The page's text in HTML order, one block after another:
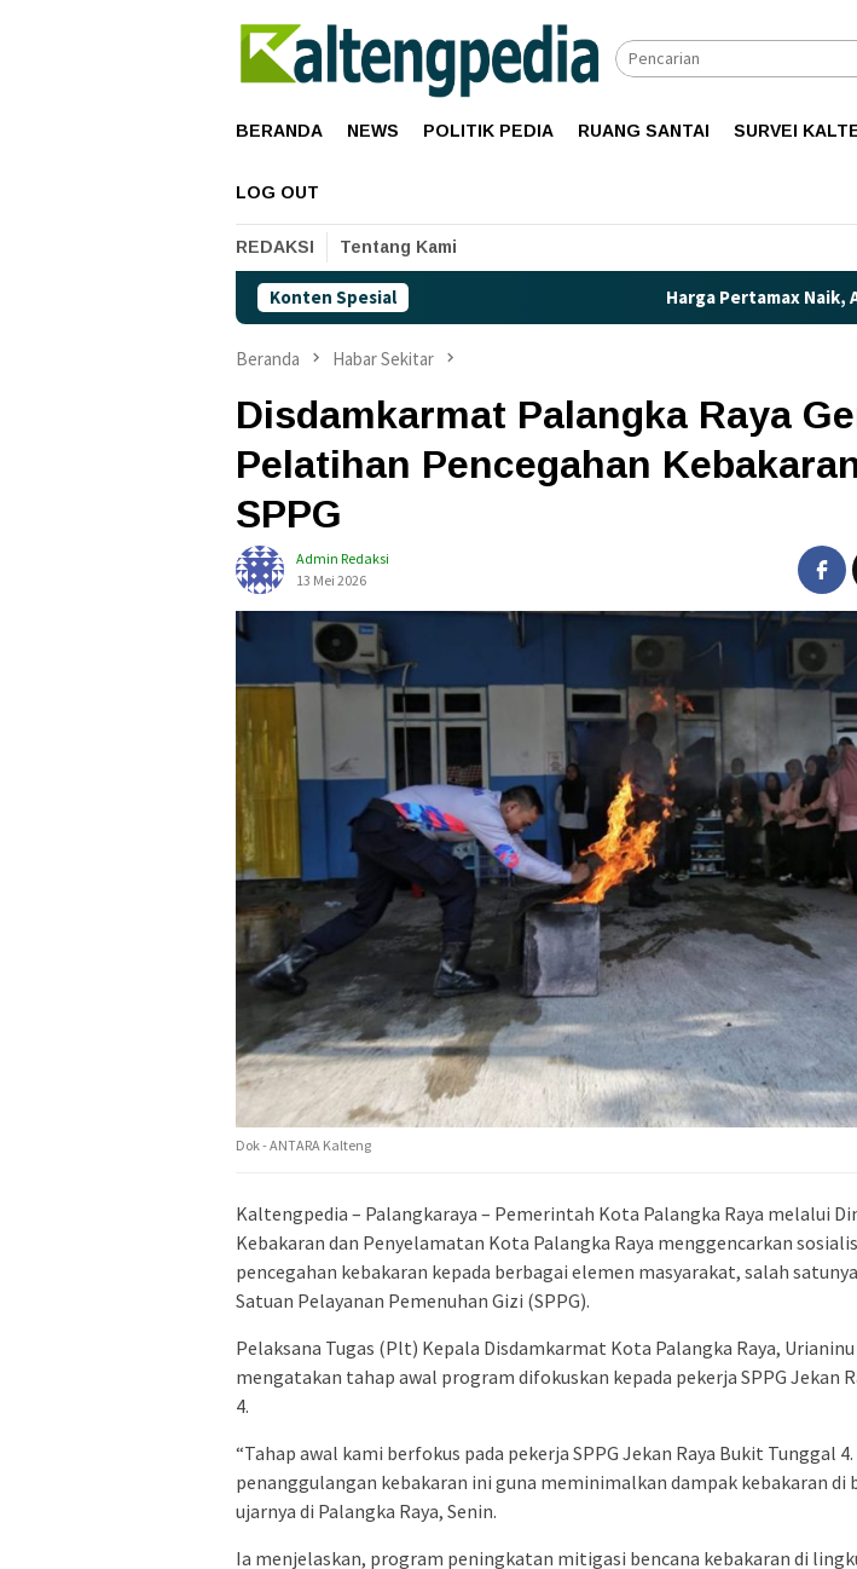
BERANDA NEWS POLITIK PEDIA RUANG SANTAI SURVEI
LOG OUT
REDAKSI Tentang Kami
Konten Spesial Harga Pertamax Naik, Akankah Pertalite
Beranda Habar Sekitar
Disdamkarmat Palangka Raya
Pelatihan Pencegahan
SPPG
Admin Redaksi
13 Mei 2026
Dok - ANTARA Kalteng
Kaltengpedia – Palangkaraya – Pemerintah Kota Palangka Raya melalui
Kebakaran dan Penyelamatan Kota Palangka Raya menggencarkan
pencegahan kebakaran kepada berbagai elemen masyarakat, salah
Satuan Pelayanan Pemenuhan Gizi (SPPG).
Pelaksana Tugas (Plt) Kepala Disdamkarmat Kota Palangka Raya,
mengatakan tahap awal program difokuskan kepada pekerja SPPG Jekan
4.
“Tahap awal kami berfokus pada pekerja SPPG Jekan Raya Bukit Tunggal
penanggulangan kebakaran ini guna meminimalkan dampak kebakaran di
ujarnya di Palangka Raya, Senin.
Ia menjelaskan, program peningkatan mitigasi bencana kebakaran di